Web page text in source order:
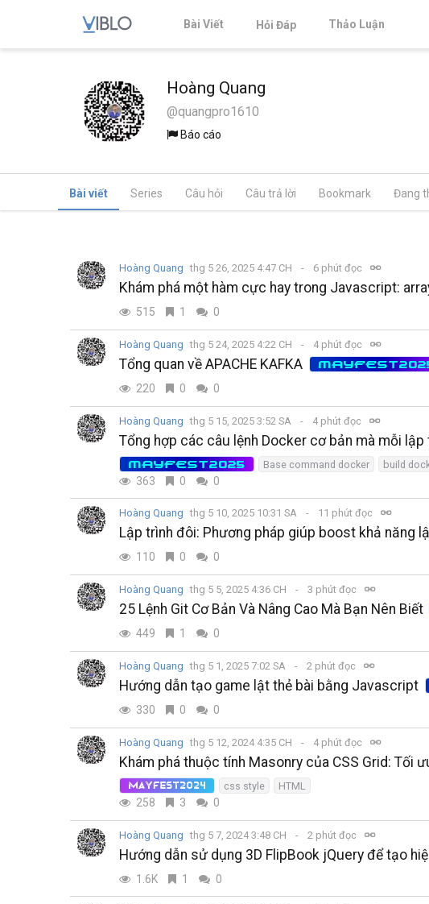
Bài Viết Hỏi Đáp Thảo Luận
Hoàng Quang
@quangpro1610
Báo cáo
Bài viết Series Câu hỏi Câu trả lời Bookmark Đang
Hoàng Quang thg 5 26, 2025 4:47 CH 6 phút đọc
Khám phá một hàm cực hay trong Javascript:
515 1 0
Hoàng Quang thg 5 24, 2025 4:22 CH 4 phút đọc
Tổng quan về APACHE KAFKA
220 0 0
Hoàng Quang thg 5 15, 2025 3:52 SA 4 phút đọc
Tổng hợp các câu lệnh Docker cơ bản mà mỗi
MAYFEST2025 Base command docker build
363 0 0
Hoàng Quang thg 5 10, 2025 10:31 SA 11 phút đọc
Lập trình đôi: Phương pháp giúp boost khả năng
110 0 0
Hoàng Quang thg 5 5, 2025 4:36 CH 3 phút đọc
25 Lệnh Git Cơ Bản Và Nâng Cao Mà Bạn Nên Biết
449 1 0
Hoàng Quang thg 5 1, 2025 7:02 SA 2 phút đọc
Hướng dẫn tạo game lật thẻ bài bằng Javascript
330 0 0
Hoàng Quang thg 5 12, 2024 4:35 CH 4 phút đọc
Khám phá thuộc tính Masonry của CSS Grid: Tối
MayFest2024 css style HTML
258 3 0
Hoàng Quang thg 5 7, 2024 3:48 CH 2 phút đọc
Hướng dẫn sử dụng 3D FlipBook jQuery để tạo
1.6K 1 0